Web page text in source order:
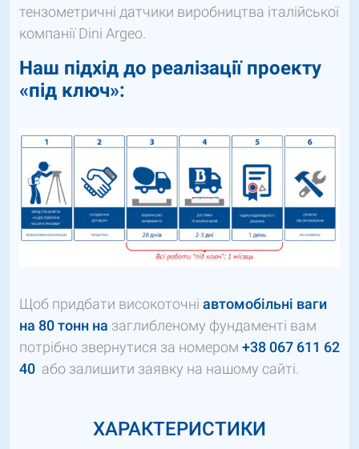
тензометричні датчики виробництва італійської
компанії Dini Argeo.
Наш підхід до реалізації проекту
«під ключ»:
Щоб придбати високоточні автомобільні ваги
на 80 тонн на заглибленому фундаменті вам
потрібно звернутися за номером +38 067 611 62
40 або залишити заявку на нашому сайті.
ХАРАКТЕРИСТИКИ